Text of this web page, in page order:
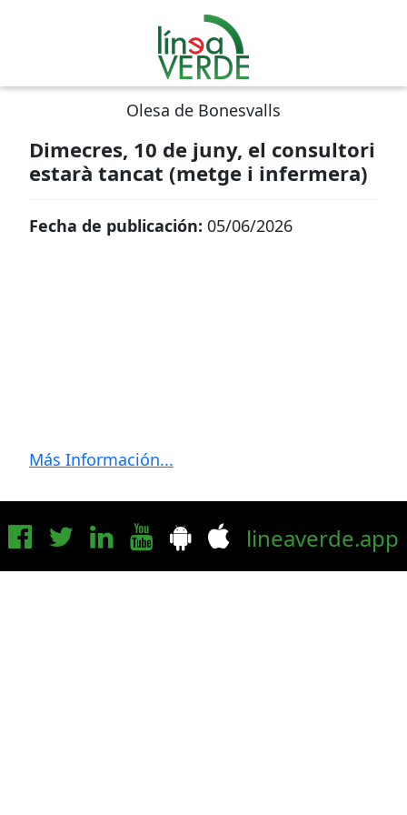
Olesa de Bonesvalls
Dimecres, 10 de juny, el consultori
estarà tancat (metge i infermera)
Fecha de publicación: 05/06/2026
Más Información...
lineaverde.app